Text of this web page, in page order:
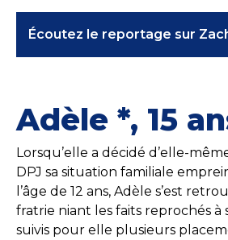
Écoutez le reportage sur
Adèle *, 15
Lorsqu’elle a décidé d’elle-
DPJ sa situation familiale
l’âge de 12 ans, Adèle s’est
fratrie niant les faits reprochés à
suivis pour elle plusieurs